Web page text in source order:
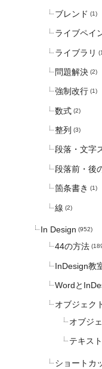
ブレンド (1)
ライブペイ
ライブラリ
問題解決 (2)
強制改行 (1)
数式 (2)
整列 (3)
段落・文字
段落前・後
箇条書き (1)
線 (2)
In Design (952)
44の方法
InDesign教
Wordと
オブジェク
オブジ
テキス
ショートカ